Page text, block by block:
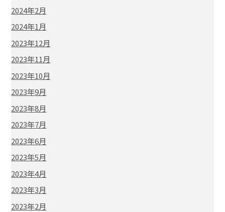
2024年2月
2024年1月
2023年12月
2023年11月
2023年10月
2023年9月
2023年8月
2023年7月
2023年6月
2023年5月
2023年4月
2023年3月
2023年2月